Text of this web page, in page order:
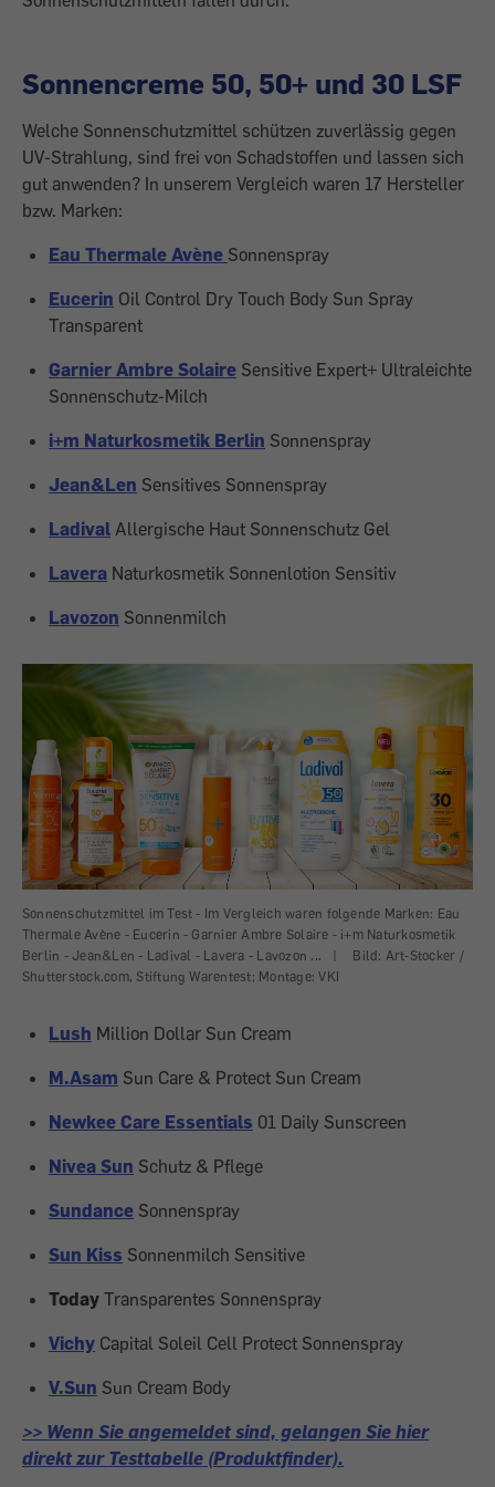
Sonnencreme 50, 50+ und 30 LSF
Welche Sonnenschutzmittel schützen zuverlässig gegen
UV-Strahlung, sind frei von Schadstoffen und lassen sich
gut anwenden? In unserem Vergleich waren 17 Hersteller
bzw. Marken:
Eau Thermale Avène Sonnenspray
Eucerin Oil Control Dry Touch Body Sun Spray
Transparent
Garnier Ambre Solaire Sensitive Expert+ Ultraleichte
Sonnenschutz-Milch
i+m Naturkosmetik Berlin Sonnenspray
Jean&Len Sensitives Sonnenspray
Ladival Allergische Haut Sonnenschutz Gel
Lavera Naturkosmetik Sonnenlotion Sensitiv
Lavozon Sonnenmilch
Sonnenschutzmittel im Test - Im Vergleich waren folgende Marken: Eau
Thermale Avène - Eucerin - Garnier Ambre Solaire - i+m Naturkosmetik
Berlin - Jean&Len - Ladival - Lavera - Lavozon ...
|
Bild: Art-Stocker /
Shutterstock.com, Stiftung Warentest; Montage: VKI
Lush Million Dollar Sun Cream
M.Asam Sun Care & Protect Sun Cream
Newkee Care Essentials 01 Daily Sunscreen
Nivea Sun Schutz & Pflege
Sundance Sonnenspray
Sun Kiss Sonnenmilch Sensitive
Today Transparentes Sonnenspray
Vichy Capital Soleil Cell Protect Sonnenspray
V.Sun Sun Cream Body
>> Wenn Sie angemeldet sind, gelangen Sie hier
direkt zur Testtabelle (Produktfinder).